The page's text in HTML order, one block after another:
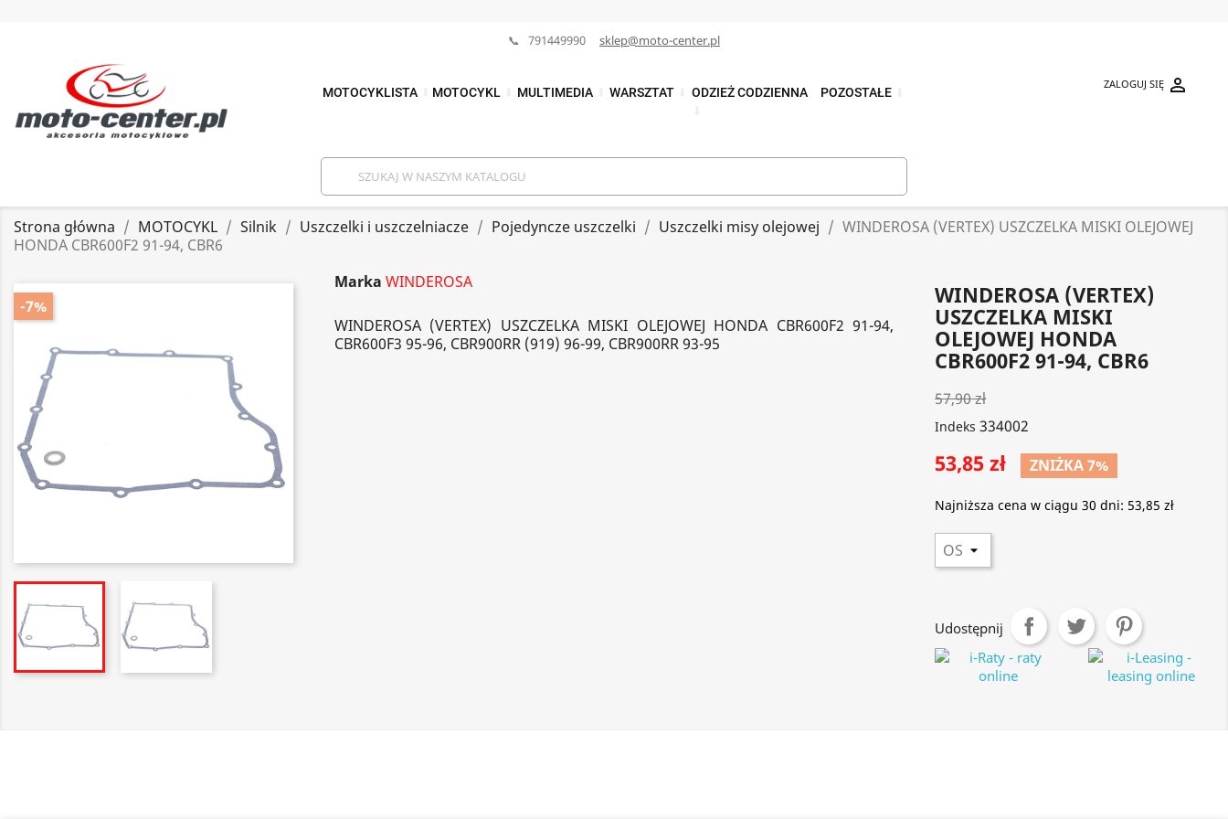
📞 791449990 sklep@moto-center.pl
MOTOCYKLISTA MOTOCYKL MULTIMEDIA WARSZTAT
ODZIEŻ CODZIENNA
POZOSTAŁE


ZALOGUJ SIĘ
Strona główna MOTOCYKL Silnik Uszczelki i uszczelniacze Pojedyncze uszczelki Uszczelki misy olejowej
WINDEROSA (VERTEX) USZCZELKA MISKI OLEJOWEJ
HONDA CBR600F2 91-94, CBR6
-7%
Marka WINDEROSA
WINDEROSA (VERTEX) USZCZELKA MISKI OLEJOWEJ HONDA CBR600F2 91-94,
CBR600F3 95-96, CBR900RR (919) 96-99, CBR900RR 93-95
WINDEROSA (VERTEX)
USZCZELKA MISKI
OLEJOWEJ HONDA
CBR600F2 91-94, CBR6
57,90 zł
Indeks 334002
53,85 zł ZNIŻKA 7%
Najniższa cena w ciągu 30 dni: 53,85 zł
Udostępnij